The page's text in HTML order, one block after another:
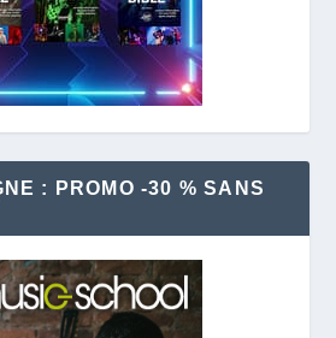
: PROMO -30 % SANS